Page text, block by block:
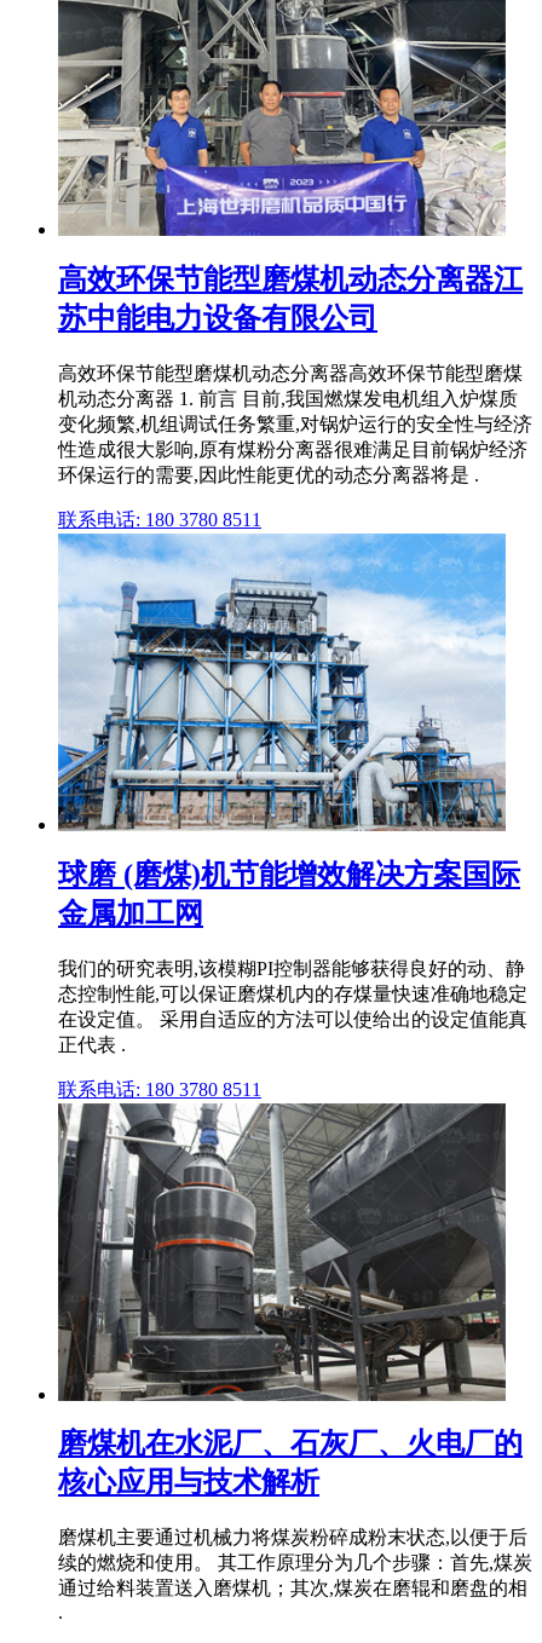
高效环保节能型磨煤机动态分离器江
苏中能电力设备有限公司
高效环保节能型磨煤机动态分离器高效环保节能型磨煤
机动态分离器 1. 前言 目前,我国燃煤发电机组入炉煤质
变化频繁,机组调试任务繁重,对锅炉运行的安全性与经济
性造成很大影响,原有煤粉分离器很难满足目前锅炉经济
环保运行的需要,因此性能更优的动态分离器将是 .
联系电话: 180 3780 8511
球磨 (磨煤)机节能增效解决方案国际
金属加工网
我们的研究表明,该模糊PI控制器能够获得良好的动、静
态控制性能,可以保证磨煤机内的存煤量快速准确地稳定
在设定值。 采用自适应的方法可以使给出的设定值能真
正代表 .
联系电话: 180 3780 8511
磨煤机在水泥厂、石灰厂、火电厂的
核心应用与技术解析
磨煤机主要通过机械力将煤炭粉碎成粉末状态,以便于后
续的燃烧和使用。 其工作原理分为几个步骤：首先,煤炭
通过给料装置送入磨煤机；其次,煤炭在磨辊和磨盘的相
.